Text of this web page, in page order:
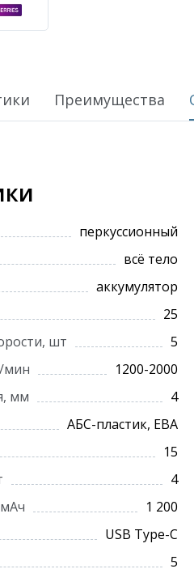
Преимущества
перкуссионный
всё тело
аккумулятор
25
шт
5
мин
1200-2000
мм
4
АБС-пластик, ЕВА
15
4
1 200
USB Type-C
5